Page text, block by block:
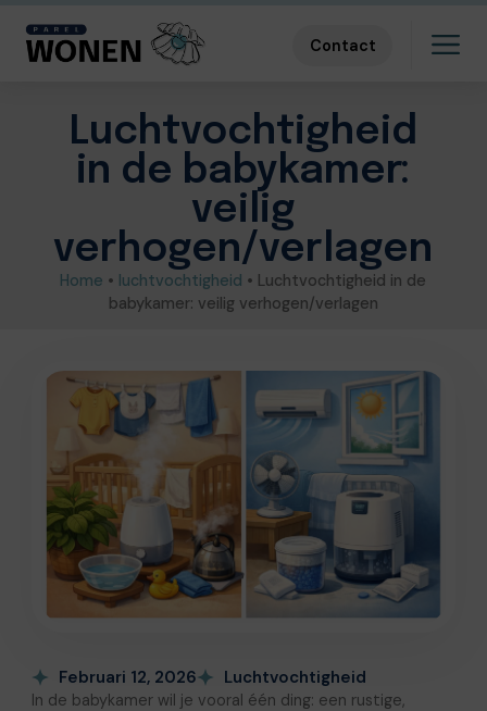
Contact
Luchtvochtigheid
in de babykamer:
veilig
verhogen/verlagen
Home • luchtvochtigheid • Luchtvochtigheid in de
babykamer: veilig verhogen/verlagen
Februari 12, 2026 Luchtvochtigheid
In de babykamer wil je vooral één ding: een rustige,